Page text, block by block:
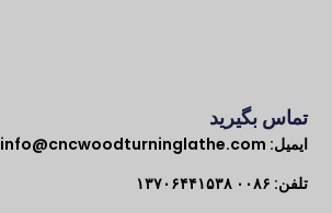
تماس بگیرید
ایمیل: info@cncwoodturninglathe.com
تلفن: ۰۰۸۶ ۱۳۷۰۶۴۴۱۵۳۸